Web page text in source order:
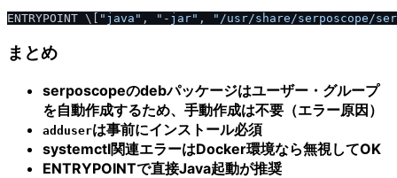
ENTRYPOINT \[
"java" , "-jar" , " /usr/share/serposcope/
まとめ
serposcopeのdebパッケージはユーザー・グループ
を自動作成するため、手動作成は不要（エラー原因）
adduserは事前にインストール必須
systemctl関連エラーはDocker環境なら無視してOK
ENTRYPOINTで直接Java起動が推奨